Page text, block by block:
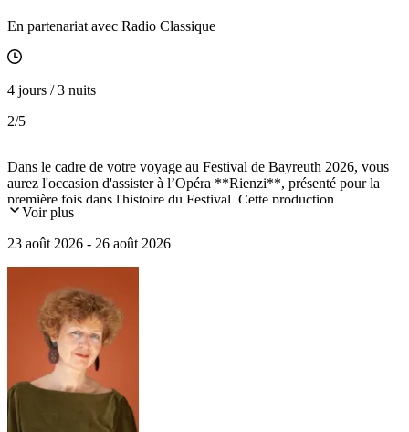
En partenariat avec Radio Classique
4 jours / 3 nuits
2/5
Dans le cadre de votre voyage au Festival de Bayreuth 2026, vous
aurez l'occasion d'assister à l’Opéra **Rienzi**, présenté pour la
première fois dans l'histoire du Festival. Cette production
exceptionnelle s'inscrit dans la saison célébrant le 150ᵉ anniversaire
programmée en raison de son ampleur, Rienzi constitue un moment
fort de cette édition. Mise en scène par Alexandra Szemerédy et
Stutzmann
Voir plus
23 août 2026 - 26 août 2026